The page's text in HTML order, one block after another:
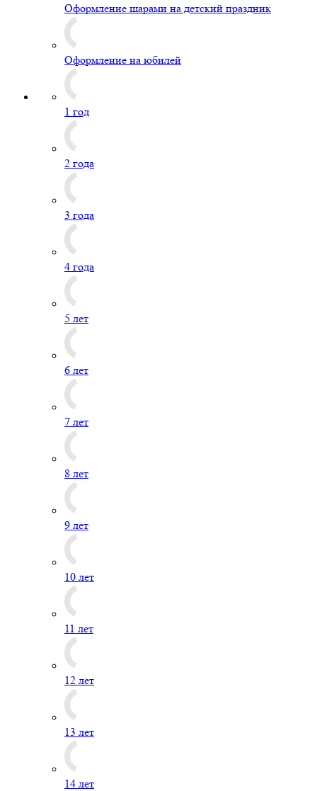
Оформление шарами на детский праздник
Оформление на юбилей
1 год
2 года
3 года
4 года
5 лет
6 лет
7 лет
8 лет
9 лет
10 лет
11 лет
12 лет
13 лет
14 лет